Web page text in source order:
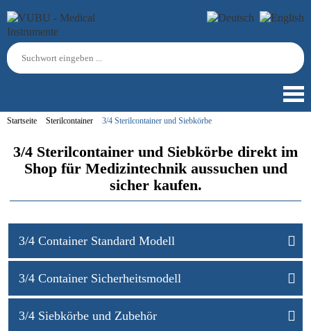
Startseite Sterilcontainer 3/4 Sterilcontainer und Siebkörbe
3/4 Sterilcontainer und Siebkörbe direkt im
Shop für Medizintechnik aussuchen und
sicher kaufen.
3/4 Container Standard Modell
3/4 Container Sicherheitsmodell
3/4 Siebkörbe und Zubehör